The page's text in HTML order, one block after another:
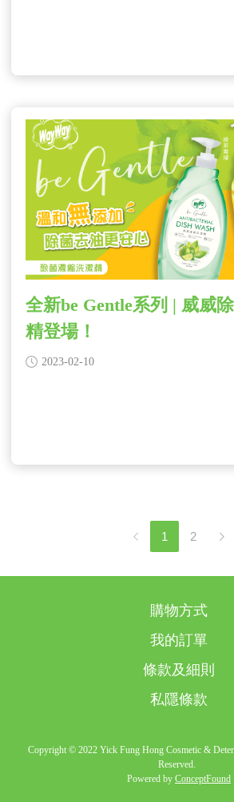
全新be Gentle系列 | 威威
精登場！
2023-02-10
1 2
購物方式
我的訂單
條款及細則
私隱條款
Copyright © 2022 Yick Fung Hong Cosmetic &
Reserved.
Powered by ConceptFound